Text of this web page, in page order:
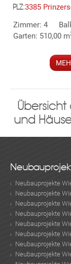
PLZ:3385
Zimmer: 4
Garten: 510,00 m
und
Neubauprojekte
Neubauprojekte
Neubauprojekte
Neubauprojekte
Neubauprojekte
Neubauprojekte
Neubauprojekte
Neubauprojekte